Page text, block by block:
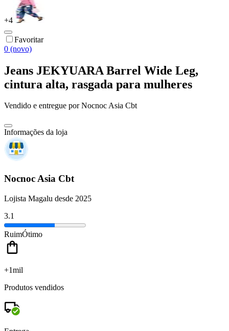
+4
Favoritar
0 (novo)
Jeans JEKYUARA Barrel Wide Leg,
cintura alta, rasgada para mulheres
Vendido e entregue por Nocnoc Asia Cbt
Informações da loja
Nocnoc Asia Cbt
Lojista Magalu desde 2025
3.1
RuimÓtimo
+1mil
Produtos vendidos